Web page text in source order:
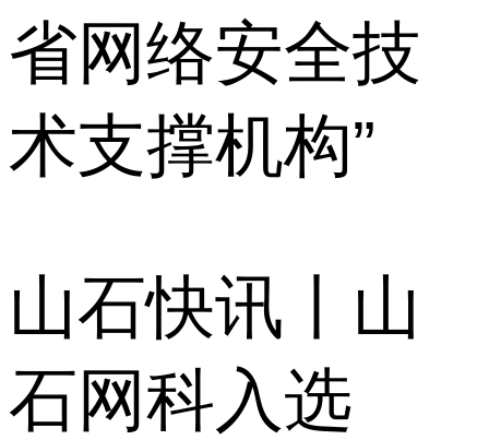
省网络安全技
术支撑机构”
山石快讯丨山
石网科入选